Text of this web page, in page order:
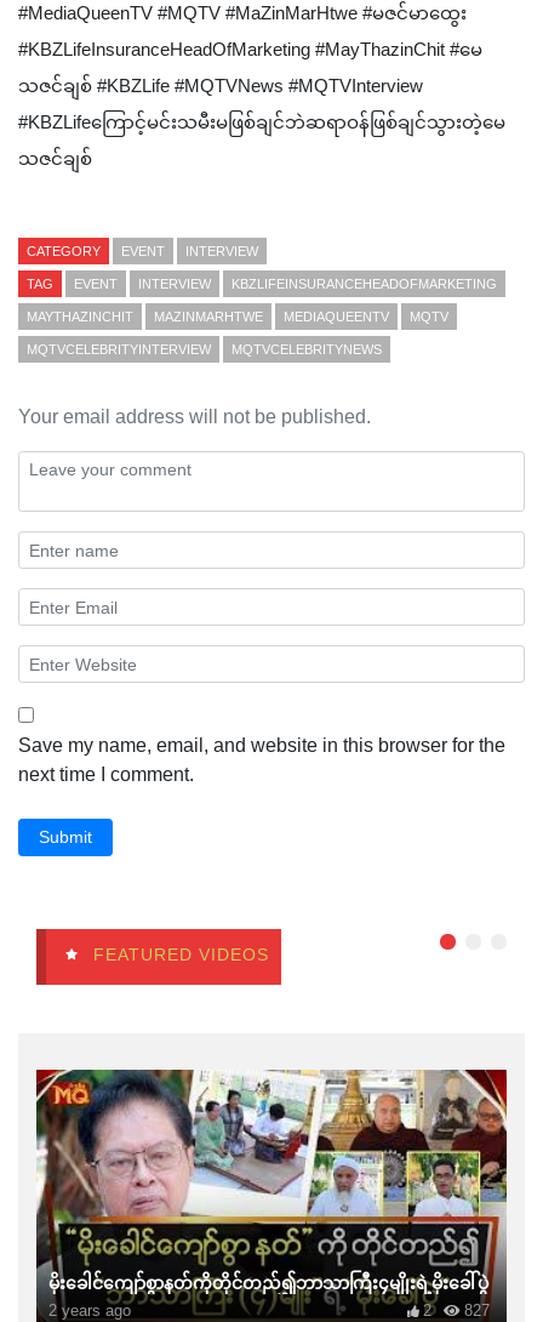
#MediaQueenTV #MQTV #MaZinMarHtwe #မဇင်မာထွေး
#KBZLifeInsuranceHeadOfMarketing #MayThazinChit #မေ
သဇင်ချစ် #KBZLife #MQTVNews #MQTVInterview
#KBZLifeကြောင့်မင်းသမီးမဖြစ်ချင်ဘဲဆရာဝန်ဖြစ်ချင်သွားတဲ့မေ
သဇင်ချစ်
CATEGORY EVENT INTERVIEW
TAG EVENT INTERVIEW KBZLIFEINSURANCEHEADOFMARKETING
MAYTHAZINCHIT MAZINMARHTWE MEDIAQUEENTV MQTV
MQTVCELEBRITYINTERVIEW MQTVCELEBRITYNEWS
Your email address will not be published.
Save my name, email, and website in this browser for the
next time I comment.
Submit
FEATURED VIDEOS
မိုးခေါင်ကျော်စွာနတ်ကိုတိုင်တည်၍ဘာသာကြီး၄မျိုးရဲ့မိုးခေါ်ပွဲ
2 years ago 827
2